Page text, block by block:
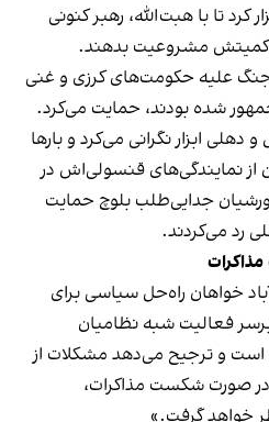
کرد تا با هبت‌الله، رهبر کنونی
مشروعیت بدهند.
جنگ علیه حکومت‌های کرزی و غنی
شده بودند، حمایت می‌کرد.
و دهلی ابزار نگرانی می‌کرد و بارها
نمایندگی‌های قنسولی‌اش در
جدایی‌طلب بلوچ حمایت
رد می‌کردند.
خواهان راه‌حل سیاسی برای
فعالیت شبه نظامیان
است و ترجیح می‌دهد مشکلات از
صورت شکست مذاکرات،
خواهد گرفت.»